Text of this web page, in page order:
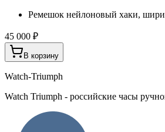
Ремешок нейлоновый хаки,
45 000 ₽
В корзину
Watch-Triumph
Watch Triumph - российские часы